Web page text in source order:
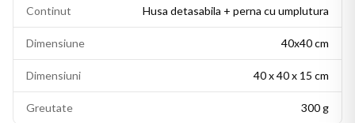
Continut Husa detasabila + perna cu umplutura
Dimensiune 40x40 cm
Dimensiuni 40 x 40 x 15 cm
Greutate 300 g